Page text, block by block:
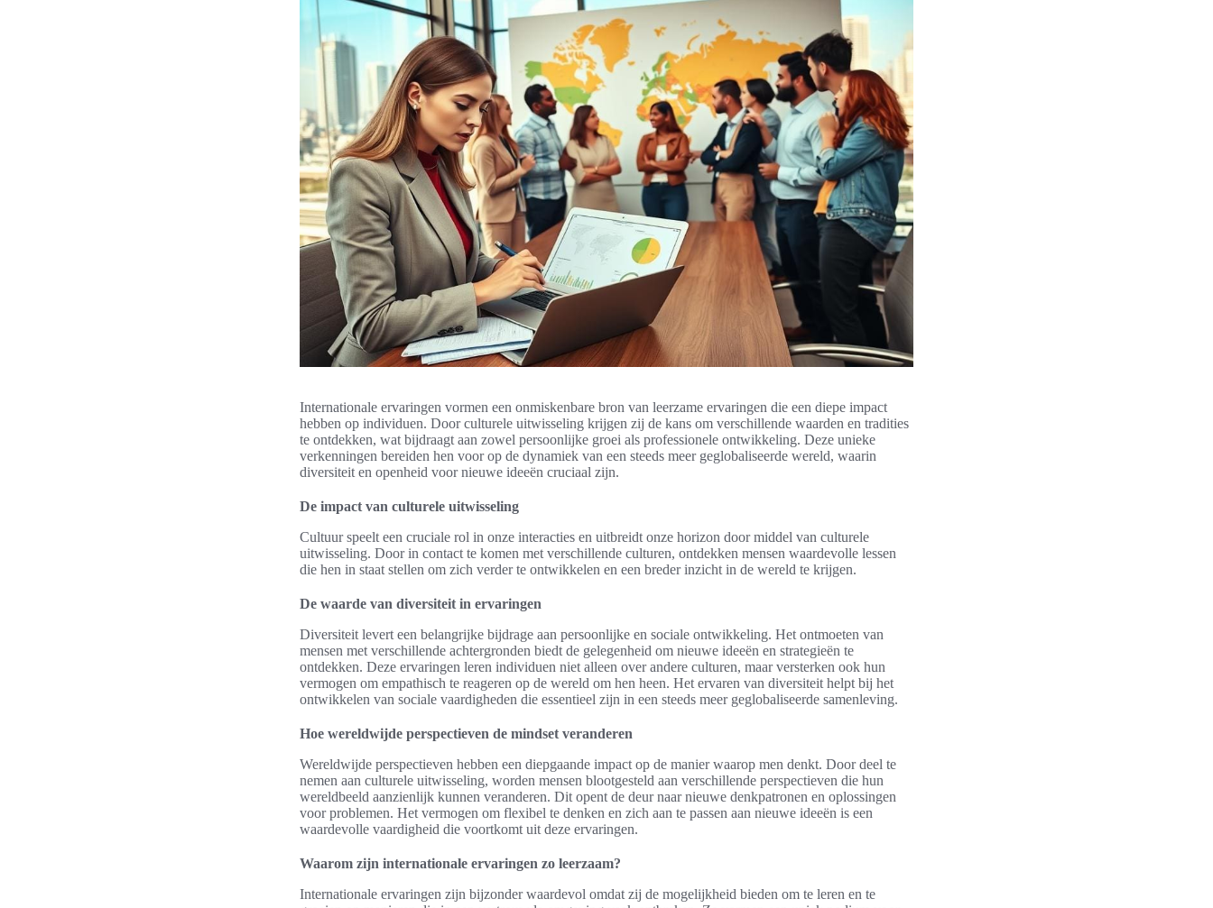
Internationale ervaringen vormen een onmiskenbare bron van leerzame ervaringen die een diepe impact
hebben op individuen. Door culturele uitwisseling krijgen zij de kans om verschillende waarden en tradities
te ontdekken, wat bijdraagt aan zowel persoonlijke groei als professionele ontwikkeling. Deze unieke
verkenningen bereiden hen voor op de dynamiek van een steeds meer geglobaliseerde wereld, waarin
diversiteit en openheid voor nieuwe ideeën cruciaal zijn.
De impact van culturele uitwisseling
Cultuur speelt een cruciale rol in onze interacties en uitbreidt onze horizon door middel van culturele
uitwisseling. Door in contact te komen met verschillende culturen, ontdekken mensen waardevolle lessen
die hen in staat stellen om zich verder te ontwikkelen en een breder inzicht in de wereld te krijgen.
De waarde van diversiteit in ervaringen
Diversiteit levert een belangrijke bijdrage aan persoonlijke en sociale ontwikkeling. Het ontmoeten van
mensen met verschillende achtergronden biedt de gelegenheid om nieuwe ideeën en strategieën te
ontdekken. Deze ervaringen leren individuen niet alleen over andere culturen, maar versterken ook hun
vermogen om empathisch te reageren op de wereld om hen heen. Het ervaren van diversiteit helpt bij het
ontwikkelen van sociale vaardigheden die essentieel zijn in een steeds meer geglobaliseerde samenleving.
Hoe wereldwijde perspectieven de mindset veranderen
Wereldwijde perspectieven hebben een diepgaande impact op de manier waarop men denkt. Door deel te
nemen aan culturele uitwisseling, worden mensen blootgesteld aan verschillende perspectieven die hun
wereldbeeld aanzienlijk kunnen veranderen. Dit opent de deur naar nieuwe denkpatronen en oplossingen
voor problemen. Het vermogen om flexibel te denken en zich aan te passen aan nieuwe ideeën is een
waardevolle vaardigheid die voortkomt uit deze ervaringen.
Waarom zijn internationale ervaringen zo leerzaam?
Internationale ervaringen zijn bijzonder waardevol omdat zij de mogelijkheid bieden om te leren en te